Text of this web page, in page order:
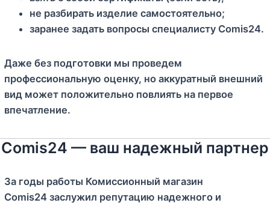
не разбирать изделие самостоятельно;
заранее задать вопросы специалисту Comis24.
Даже без подготовки мы проведем
профессиональную оценку, но аккуратный внешний
вид может положительно повлиять на первое
впечатление.
Comis24 — ваш надежный партнер
За годы работы Комиссионный магазин
Comis24 заслужил репутацию надежного и